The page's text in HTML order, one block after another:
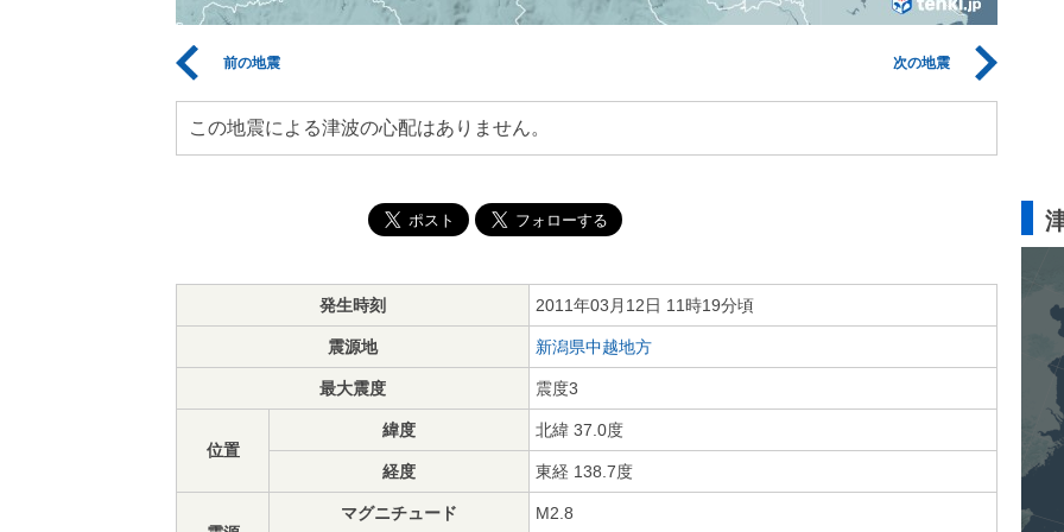
前の地震 次の地震
この地震による津波の心配はありません。
発生時刻 2011年03月12日 11時19分頃
震源地 新潟県中越地方
最大震度 震度3
位置
緯度 北緯 37.0度
経度 東経 138.7度
マグニチュード M2.8